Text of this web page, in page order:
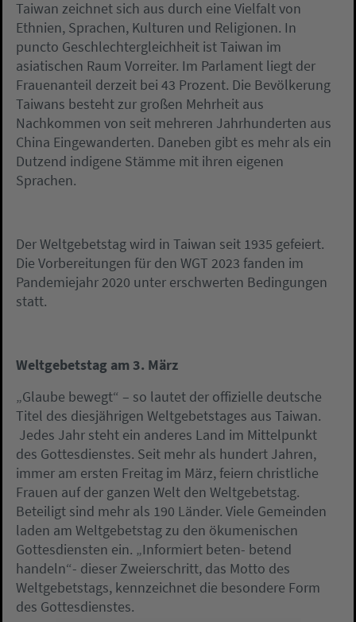
Taiwan zeichnet sich aus durch eine Vielfalt von
Ethnien, Sprachen, Kulturen und Religionen. In
puncto Geschlechtergleichheit ist Taiwan im
asiatischen Raum Vorreiter. Im Parlament liegt der
Frauenanteil derzeit bei 43 Prozent. Die Bevölkerung
Taiwans besteht zur großen Mehrheit aus
Nachkommen von seit mehreren Jahrhunderten aus
China Eingewanderten. Daneben gibt es mehr als ein
Dutzend indigene Stämme mit ihren eigenen
Sprachen.
Der Weltgebetstag wird in Taiwan seit 1935 gefeiert.
Die Vorbereitungen für den WGT 2023 fanden im
Pandemiejahr 2020 unter erschwerten Bedingungen
statt.
Weltgebetstag am 3. März
„Glaube bewegt“ – so lautet der offizielle deutsche
Titel des diesjährigen Weltgebetstages aus Taiwan.
Jedes Jahr steht ein anderes Land im Mittelpunkt
des Gottesdienstes. Seit mehr als hundert Jahren,
immer am ersten Freitag im März, feiern christliche
Frauen auf der ganzen Welt den Weltgebetstag.
Beteiligt sind mehr als 190 Länder. Viele Gemeinden
laden am Weltgebetstag zu den ökumenischen
Gottesdiensten ein. „Informiert beten- betend
handeln“- dieser Zweierschritt, das Motto des
Weltgebetstags, kennzeichnet die besondere Form
des Gottesdienstes.